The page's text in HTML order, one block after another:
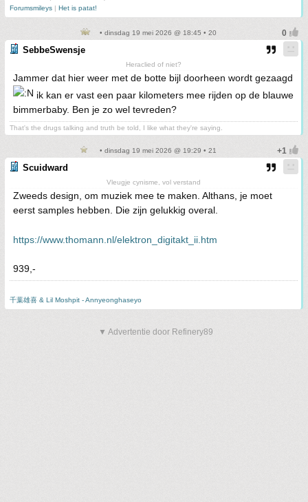
Forumsmileys | Het is patat!
• dinsdag 19 mei 2026 @ 18:45 • 20
SebbeSwensje
Heraclied of niet?
Jammer dat hier weer met de botte bijl doorheen wordt gezaagd
ik kan er vast een paar kilometers mee rijden op de blauwe
bimmerbaby. Ben je zo wel tevreden?
That's the drugs talking and truth be told, I like what they're saying.
• dinsdag 19 mei 2026 @ 19:29 • 21
Scuidward
Vleugje cynisme, vol verstand
Zweeds design, om muziek mee te maken. Althans, je moet
eerst samples hebben. Die zijn gelukkig overal.
https://www.thomann.nl/elektron_digitakt_ii.htm
939,-
千葉雄喜 & Lil Moshpit - Annyeonghaseyo
▼ Advertentie door Refinery89